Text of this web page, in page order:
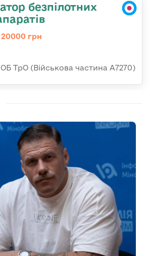
безпілотних
грн
ТрО (Військова частина А7270)